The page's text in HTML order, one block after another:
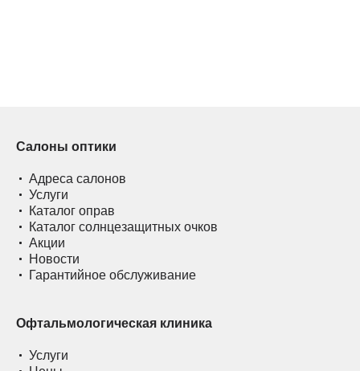
Салоны оптики
Адреса салонов
Услуги
Каталог оправ
Каталог солнцезащитных очков
Акции
Новости
Гарантийное обслуживание
Офтальмологическая клиника
Услуги